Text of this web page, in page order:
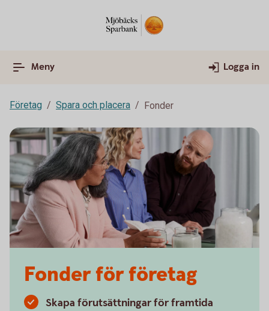
Meny Logga in
Företag Spara och placera Fonder
Fonder för företag
Skapa förutsättningar för framtida